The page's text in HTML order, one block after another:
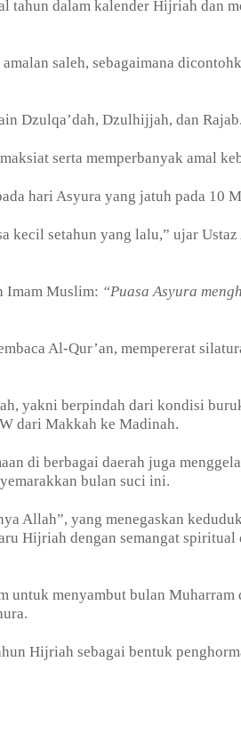
tahun dalam kalender Hijriah dan
saleh, sebagaimana
Dzulqa’dah, Dzulhijjah, dan Rajab.
serta memperbanyak amal
hari Asyura yang jatuh pada 10
kecil setahun yang lalu,” ujar Ustaz
Imam Muslim: “Puasa Asyura
Al-Qur’an, mempererat
yakni berpindah dari kondisi
dari Makkah ke Madinah.
di berbagai daerah juga
bulan suci ini.
Allah”, yang menegaskan
Hijriah dengan semangat spiritual
untuk menyambut bulan Muharram
Hijriah sebagai bentuk